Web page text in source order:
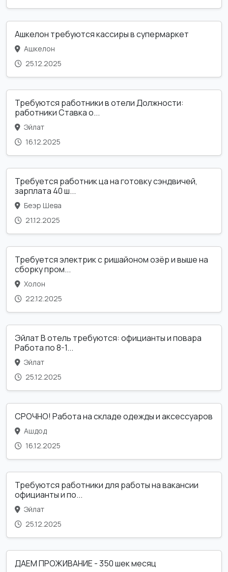
Ашкелон требуются кассиры в супермаркет
Ашкелон
25.12.2025
Требуются работники в отели Должности:
работники Ставка о...
Эйлат
16.12.2025
Требуется работник ца на готовку сэндвичей,
зарплата 40 ш...
Беэр Шева
21.12.2025
Требуется электрик с ришайоном озёр и выше на
сборку пром...
Холон
22.12.2025
Эйлат В отель требуются: официанты и повара
Работа по 8-1...
Эйлат
25.12.2025
СРОЧНО! Работа на складе одежды и аксессуаров
Ашдод
16.12.2025
Требуются работники для работы на вакансии
официанты и по...
Эйлат
25.12.2025
ДАЕМ ПРОЖИВАНИЕ - 350 шек месяц